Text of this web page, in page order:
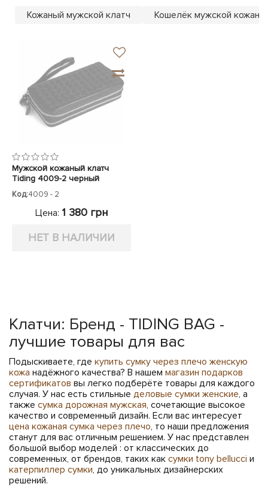
Кожаный мужской клатч Кошелёк мужской
Мужской кожаный клатч
Tiding 4009-2 черный
Код:4009 - 2
Цена: 1 380 грн
НЕТ В НАЛИЧИИ
Клатчи: Бренд - TIDING BAG -
лучшие товары для вас
Подыскиваете, где купить сумку через плечо женскую
кожа надёжного качества? В нашем магазин подарков
сертификатов вы легко подберёте товары для каждого
случая. У нас есть стильные деловые сумки женские, а
также сумка дорожная мужская, сочетающие высокое
качество и современный дизайн. Если вас интересует
цена кожаная сумка через плечо, то наши предложения
станут для вас отличным решением. У нас представлен
большой выбор моделей : от классических до
современных, от брендов, таких как сумки tony bellucci и
катерпиллер сумки, до уникальных дизайнерских
решений.